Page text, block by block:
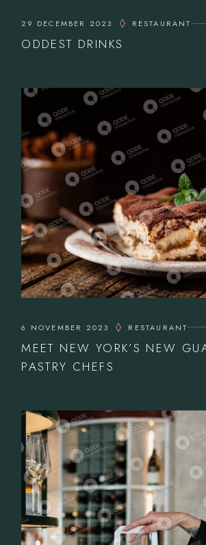
29 DECEMBER 2023 RESTAURANT
ODDEST DRINKS
6 NOVEMBER 2023 RESTAURANT
MEET NEW YORK’S NEW
PASTRY CHEFS